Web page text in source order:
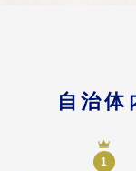
自治
1